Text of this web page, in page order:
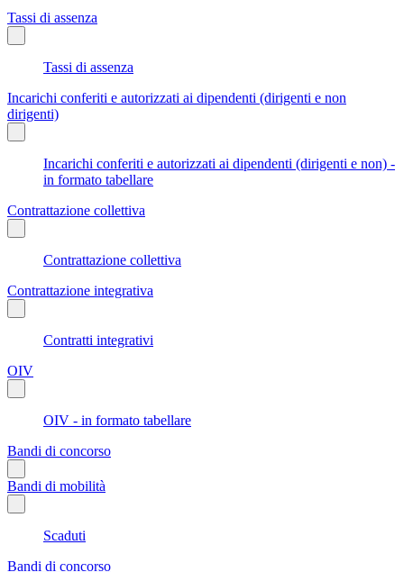
Tassi di assenza
Tassi di assenza
Incarichi conferiti e autorizzati ai dipendenti (dirigenti e non
dirigenti)
Incarichi conferiti e autorizzati ai dipendenti (dirigenti e non) -
in formato tabellare
Contrattazione collettiva
Contrattazione collettiva
Contrattazione integrativa
Contratti integrativi
OIV
OIV - in formato tabellare
Bandi di concorso
Bandi di mobilità
Scaduti
Bandi di concorso